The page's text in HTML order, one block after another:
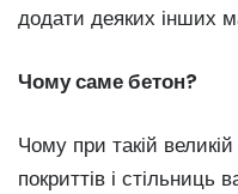
додати деяких інших
Чому саме бетон?
Чому при такій великій
покриттів і стільниць